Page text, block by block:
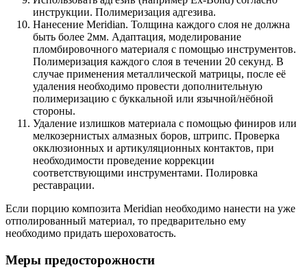
инструкции. Полимеризация адгезива.
Нанесение Meridian. Толщина каждого слоя не должна
быть более 2мм. Адаптация, моделирование
пломбировочного материаля с помощью инструментов.
Полимеризация каждого слоя в течении 20 секунд. В
случае применения металлической матрицы, после её
удаления необходимо провести дополнительную
полимеризацию с буккальной или язычной/нёбной
стороны.
Удаление излишков материала с помощью финиров или
мелкозернистых алмазных боров, штрипс. Проверка
окклюзионных и артикуляционных контактов, при
необходимости проведение коррекции
соответствующими инструментами. Полировка
реставрации.
Если порцию композита Meridian необходимо нанести на уже
отполированный материал, то предварительно ему
необходимо придать шероховатость.
Меры предосторожности